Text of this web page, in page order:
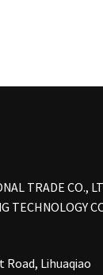
TRADE CO.,
TECHNOLOGY
Road, Lihuaqiao